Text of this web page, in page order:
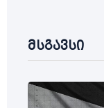
მსგავსი